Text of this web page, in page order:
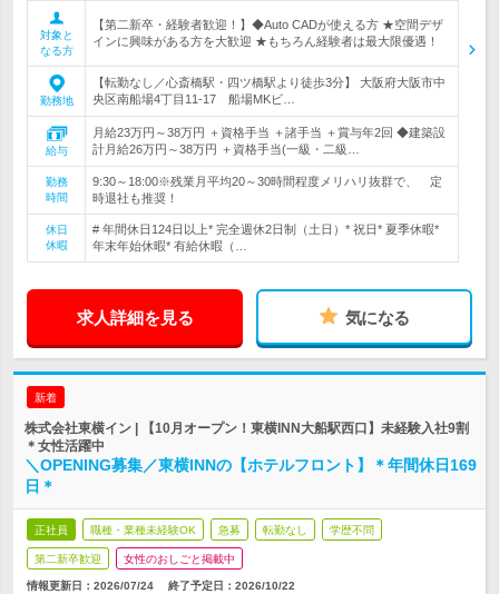
対象と
なる方
【第二新卒・経験者歓迎！】◆Auto CADが使える方 ★空間デザ
インに興味がある方を大歓迎 ★もちろん経験者は最大限優遇！
勤務地
【転勤なし／心斎橋駅・四ツ橋駅より徒歩3分】 大阪府大阪市中
央区南船場4丁目11-17 船場MKビ…
給与
月給23万円～38万円 ＋資格手当 ＋諸手当 ＋賞与年2回 ◆建築設
計月給26万円～38万円 ＋資格手当(一級・二級…
勤務
時間
9:30～18:00※残業月平均20～30時間程度メリハリ抜群で、 定
時退社も推奨！
休日
休暇
# 年間休日124日以上* 完全週休2日制（土日）* 祝日* 夏季休暇*
年末年始休暇* 有給休暇（…
求人詳細を見る 気になる
新着
株式会社東横イン | 【10月オープン！東横INN大船駅西口】未経験入社9割
＊女性活躍中
＼OPENING募集／東横INNの【ホテルフロント】＊年間休日169
日＊
正社員 職種・業種未経験OK 急募 転勤なし 学歴不問
第二新卒歓迎 女性のおしごと掲載中
情報更新日：2026/07/24 終了予定日： 2026/10/22